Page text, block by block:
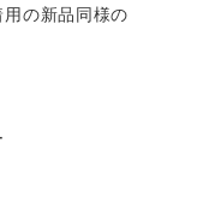
用の新品同様の